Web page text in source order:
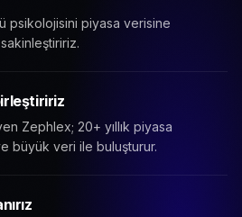
psikolojisini piyasa verisine
Zephlex; 20+ yıllık piyasa
büyük veri ile buluşturur.